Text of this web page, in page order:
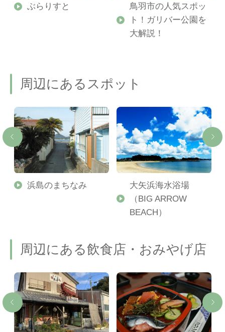
ぶらりすと
鳥羽市の人気スポッ
ト！ガリバー公園を
大解説！
周辺にあるスポット
浜島のまちなみ
大矢浜海水浴場
（BIG ARROW
BEACH）
周辺にある飲食店・おみやげ店